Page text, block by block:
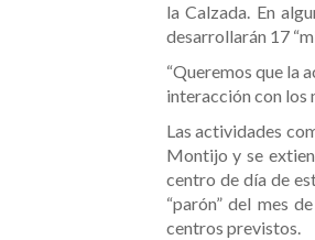
la Calzada. En
desarrollarán 17
“Queremos que la
interacción con los
Las actividades
Montijo y se
centro de día de
“parón” del mes
centros previstos.